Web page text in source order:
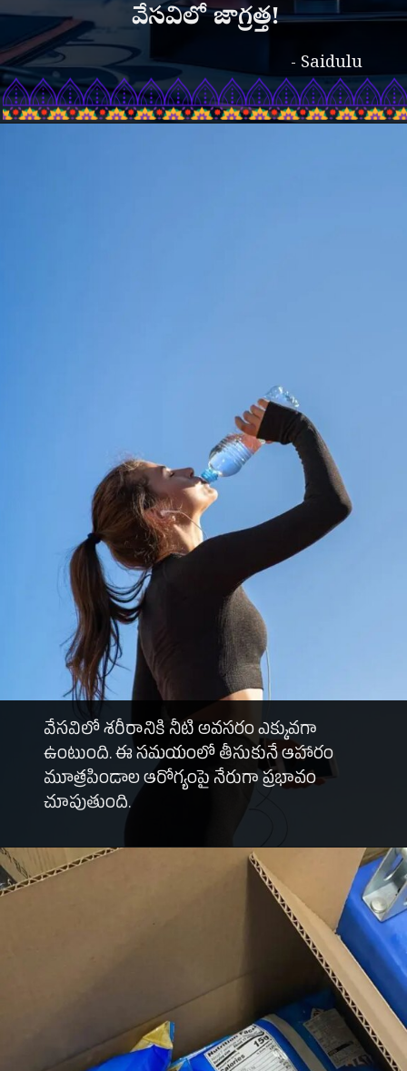
- Saidulu
వేసవిలో జాగ్రత్త!
వేసవిలో శరీరానికి నీటి అవసరం ఎక్కువగా
ఉంటుంది. ఈ సమయంలో తీసుకునే ఆహారం
మూత్రపిండాల ఆరోగ్యంపై నేరుగా ప్రభావం
చూపుతుంది.